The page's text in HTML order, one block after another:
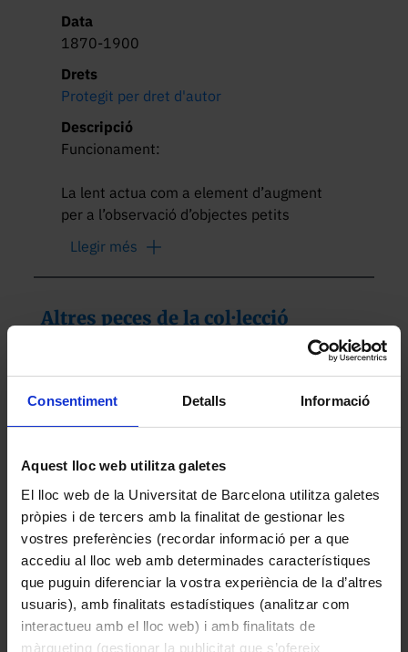
Consentiment Detalls Informació
Aquest lloc web utilitza galetes
El lloc web de la Universitat de Barcelona utilitza galetes
pròpies i de tercers amb la finalitat de gestionar les
vostres preferències (recordar informació per a que
accediu al lloc web amb determinades característiques
que puguin diferenciar la vostra experiència de la d’altres
usuaris), amb finalitats estadístiques (analitzar com
interactueu amb el lloc web) i amb finalitats de
màrqueting (gestionar la publicitat que s’ofereix
Data
1870-1900
Drets
Protegit per dret d'autor
Descripció
Funcionament:
La lent actua com a element d’augment
per a l’observació d’objectes petits
situats a la base de l’instrument. El mirall
inclinat permet redirigir la llum cap a la
zona d’observació i millorar-ne la
ha un rebaix cilíndric no passant destinat
a allotjar una mostra o un petit recipient,
de manera que l’objecte observat queda
Dades històriques:
Per la seva configuració, l’instrument
correspon a un dispositiu d’observació
basat en una lent i un mirall per a la
il·luminació de mostres. Tot i que no es
disposa d’informació sobre el seu
fabricant o ús específic, les
característiques constructives de
l’exemplar, amb estructura de fusta i
Llegir més
Altres peces de la col·lecció
Capsa amb trasparències
Desconegut
1900